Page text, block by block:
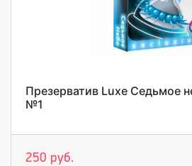
Презерватив Luxe Седьмое
№1
250 руб.